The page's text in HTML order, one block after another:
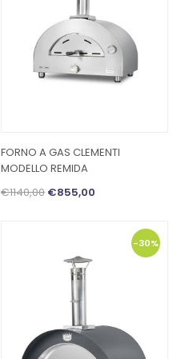
FORNO A GAS CLEMENTI
MODELLO REMIDA
€1140,00€855,00
-30%